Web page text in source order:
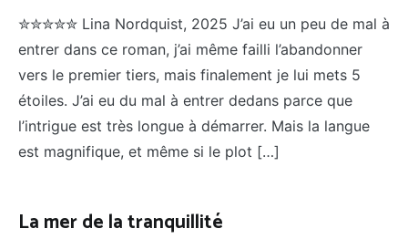
✮✮✮✮✮ Lina Nordquist, 2025 J’ai eu un peu de mal à
entrer dans ce roman, j’ai même failli l’abandonner
vers le premier tiers, mais finalement je lui mets 5
étoiles. J’ai eu du mal à entrer dedans parce que
l’intrigue est très longue à démarrer. Mais la langue
est magnifique, et même si le plot […]
La mer de la tranquillité